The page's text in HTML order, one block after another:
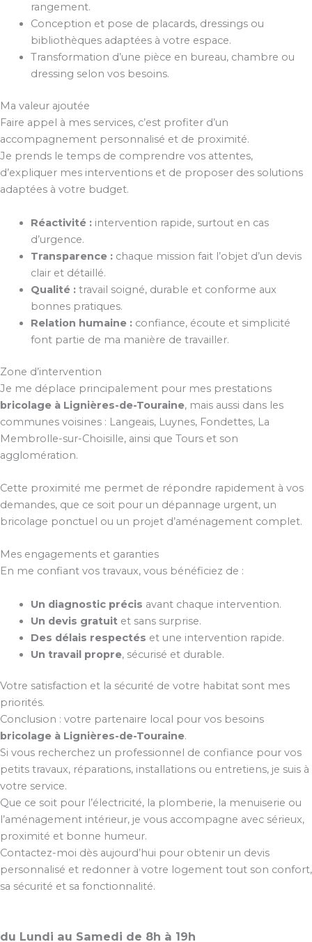
rangement.
Conception et pose de placards, dressings ou
bibliothèques adaptées à votre espace.
Transformation d’une pièce en bureau, chambre ou
dressing selon vos besoins.
Ma valeur ajoutée
Faire appel à mes services, c’est profiter d’un
accompagnement personnalisé et de proximité.
Je prends le temps de comprendre vos attentes,
d’expliquer mes interventions et de proposer des solutions
adaptées à votre budget.
Réactivité :intervention rapide, surtout en cas
d’urgence.
Transparence :chaque mission fait l’objet d’un devis
clair et détaillé.
Qualité :travail soigné, durable et conforme aux
bonnes pratiques.
Relation humaine :confiance, écoute et simplicité
font partie de ma manière de travailler.
Zone d’intervention
Je me déplace principalement pour mes prestations
bricolage à Lignières-de-Touraine, mais aussi dans les
communes voisines : Langeais, Luynes, Fondettes, La
Membrolle-sur-Choisille, ainsi que Tours et son
agglomération.
Cette proximité me permet de répondre rapidement à vos
demandes, que ce soit pour un dépannage urgent, un
bricolage ponctuel ou un projet d’aménagement complet.
Mes engagements et garanties
En me confiant vos travaux, vous bénéficiez de :
Un diagnostic précis avant chaque intervention.
Un devis gratuitet sans surprise.
Des délais respectés et une intervention rapide.
Un travail propre, sécurisé et durable.
Votre satisfaction et la sécurité de votre habitat sont mes
priorités.
Conclusion : votre partenaire local pour vos besoins
bricolage à Lignières-de-Touraine.
Si vous recherchez un professionnel de confiance pour vos
petits travaux, réparations, installations ou entretiens, je suis à
votre service.
Que ce soit pour l’électricité, la plomberie, la menuiserie ou
l’aménagement intérieur, je vous accompagne avec sérieux,
proximité et bonne humeur.
Contactez-moi dès aujourd’hui pour obtenir un devis
personnalisé et redonner à votre logement tout son confort,
sa sécurité et sa fonctionnalité.
du Lundi au Samedi de 8h à 19h